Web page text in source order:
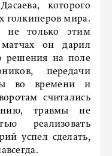
которого
голкиперов мира.
не только этим
он дарил
решения на поле
передачи
во времени и
считались
травмы не
реализовать
успел сделать,